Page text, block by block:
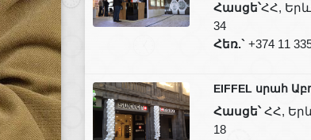
Հասցե՝ՀՀ,
34
Հեռ.` +374 11
EIFFEL սրահ
Հասցե՝ՀՀ,
18